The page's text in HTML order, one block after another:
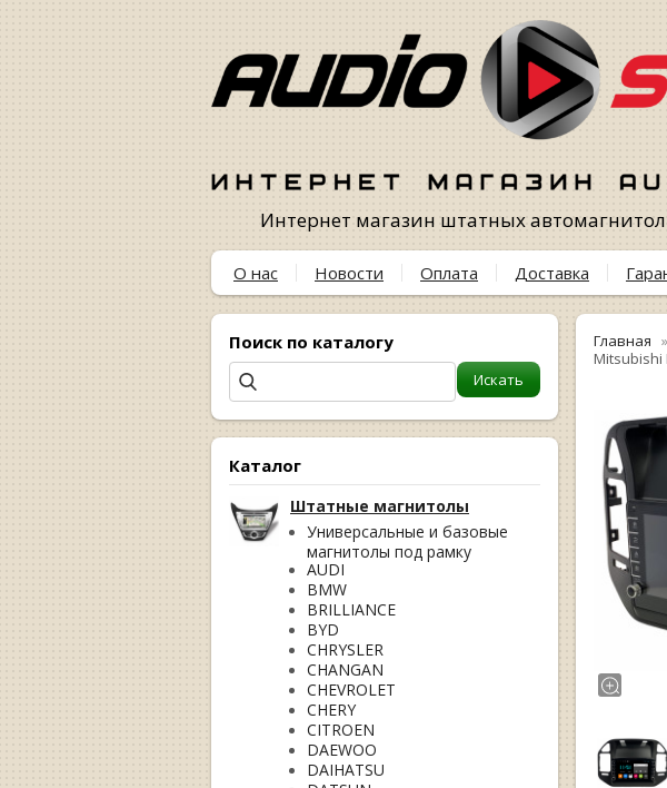
Интернет магазин штатных
О нас Новости Оплата Доставка
Поиск по каталогу
Каталог
Штатные магнитолы
Универсальные и базовые
магнитолы под рамку
AUDI
BMW
BRILLIANCE
BYD
CHRYSLER
CHANGAN
CHEVROLET
CHERY
CITROEN
DAEWOO
DAIHATSU
Главная
Mitsubishi